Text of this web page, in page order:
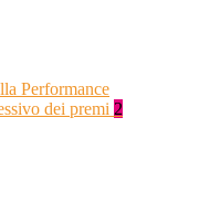
Performance
dei premi 2